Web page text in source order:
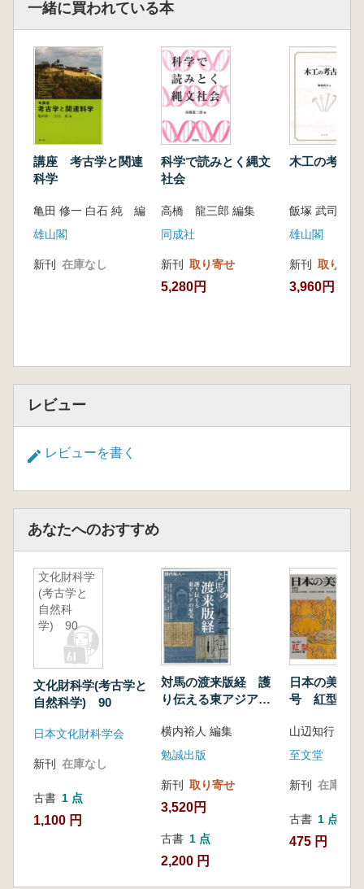
一緒に買われている本
講座 考古学と関連
科学
亀田 修一 白石 純 編
雄山閣
新刊 在庫なし
科学で読みとく縄文
社会
高橋 龍三郎 編集
同成社
新刊 取り寄せ
5,280円
木工の考古学
飯塚 武司 著
雄山閣
新刊 取り寄せ
3,960円
レビュー
レビューを書く
あなたへのおすすめ
文化財科学
(考古学と
自然科
学) 90
文化財科学(考古学と
自然科学) 90
日本文化財科学会
新刊 在庫なし
古書 1 点
1,100 円
対馬の渡来版経 護
り伝える東アジアの
横内裕人 編集
勉誠出版
新刊 取り寄せ
3,520円
古書 1 点
2,200 円
日本の美術
号 紅型
山辺知行 編
至文堂
新刊 在庫なし
古書 1 点
475 円